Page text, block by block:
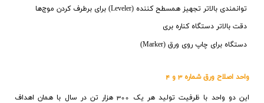
توانمندي بالاتر تجهيز همسطح کننده (Leveler) برای برطرف کردن موج‌ها
دقت بالاتر دستگاه كناره بري
دستگاه برای چاپ روي ورق (Marker)
واحد اصلاح ورق شماره 3 و 4
اين دو واحد با ظرفيت توليد هر یک 300 هزار تن در سال با همان اهداف